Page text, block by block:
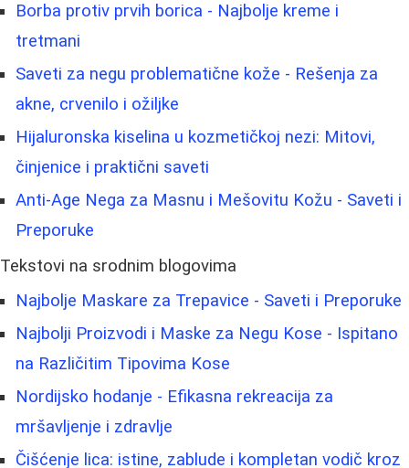
Borba protiv prvih borica - Najbolje kreme i
tretmani
Saveti za negu problematične kože - Rešenja za
akne, crvenilo i ožiljke
Hijaluronska kiselina u kozmetičkoj nezi: Mitovi,
činjenice i praktični saveti
Anti-Age Nega za Masnu i Mešovitu Kožu - Saveti i
Preporuke
Tekstovi na srodnim blogovima
Najbolje Maskare za Trepavice - Saveti i Preporuke
Najbolji Proizvodi i Maske za Negu Kose - Ispitano
na Različitim Tipovima Kose
Nordijsko hodanje - Efikasna rekreacija za
mršavljenje i zdravlje
Čišćenje lica: istine, zablude i kompletan vodič kroz